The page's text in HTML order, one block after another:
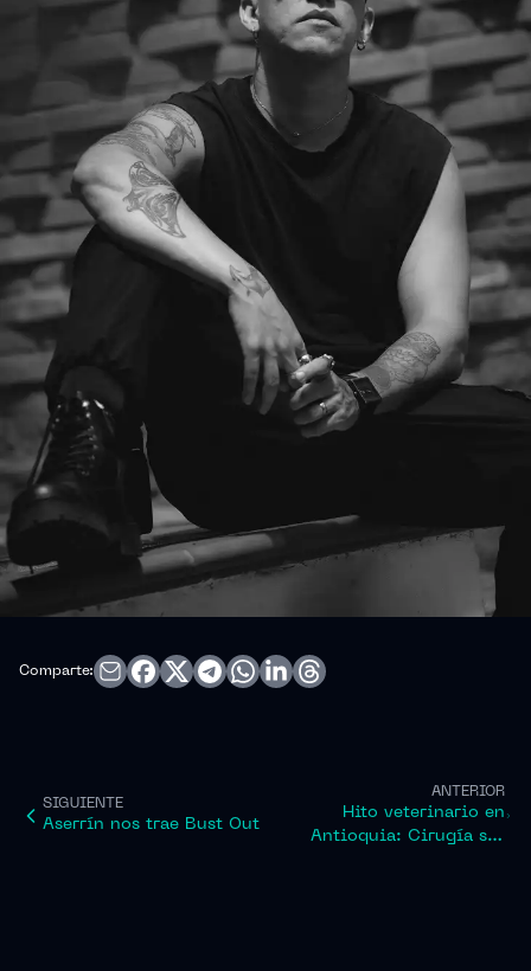
Comparte:
SIGUIENTE
Aserrín nos trae Bust Out
ANTERIOR
Hito veterinario en
Antioquia: Cirugía sin